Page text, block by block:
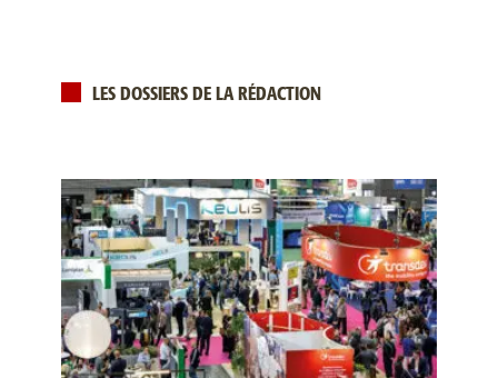
LES DOSSIERS DE LA RÉDACTION